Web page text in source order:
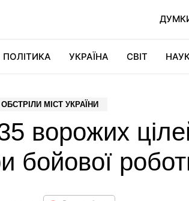
ПОЛІТИКА УКРАЇНА СВІТ
ОБСТРІЛИ МІСТ УКРАЇНИ
ворожих
бойової